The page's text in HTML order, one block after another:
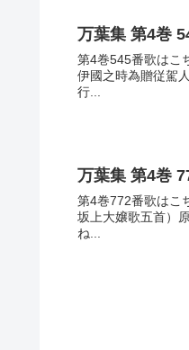
万葉集 第4巻
第4巻545番歌はこ
伊國之時為贈従駕
行...
万葉集 第4巻
第4巻772番歌はこ
坂上大嬢歌五首）
ね...